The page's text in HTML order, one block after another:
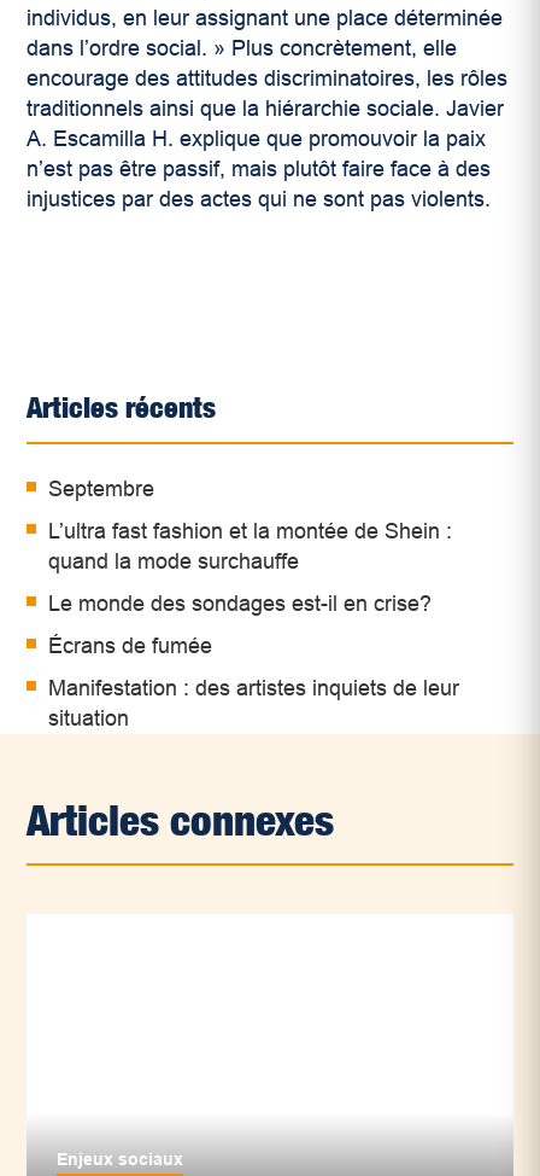
individus, en leur assignant une place déterminée
dans l’ordre social. » Plus concrètement, elle
encourage des attitudes discriminatoires, les rôles
traditionnels ainsi que la hiérarchie sociale.Javier
A. Escamilla H. explique que promouvoir la paix
n’est pas être passif, mais plutôt faire face à des
injustices par des actes qui ne sont pas violents.
Articles récents
Septembre
L’ultra fast fashion et la montée de Shein :
quand la mode surchauffe
Le monde des sondages est-il en crise?
Écrans de fumée
Manifestation : des artistes inquiets de leur
situation
Articles connexes
Enjeux sociaux